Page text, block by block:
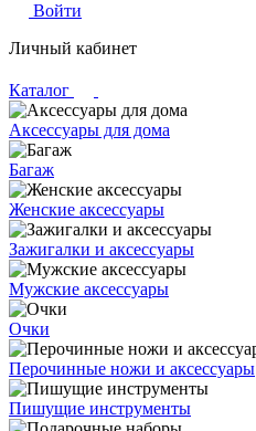
Войти
Личный кабинет
Каталог
Аксессуары для дома
Багаж
Женские аксессуары
Зажигалки и аксессуары
Мужские аксессуары
Очки
Перочинные ножи и аксессуары
Пишущие инструменты